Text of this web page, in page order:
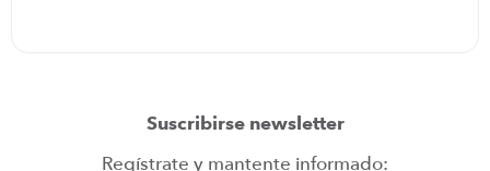
Suscribirse newsletter
Regístrate y mantente informado: